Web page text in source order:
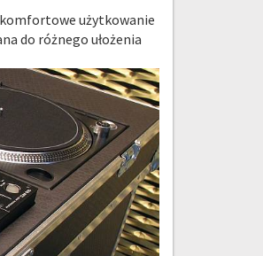
użytkowanie
do różnego ułożenia